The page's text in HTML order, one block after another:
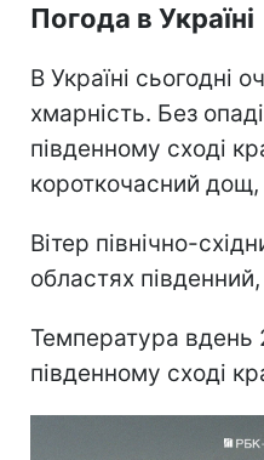
Погода в Україні
В Україні сьогодні
хмарність. Без
південному сході
короткочасний дощ,
Вітер північно-
областях
Температура вдень
південному сході